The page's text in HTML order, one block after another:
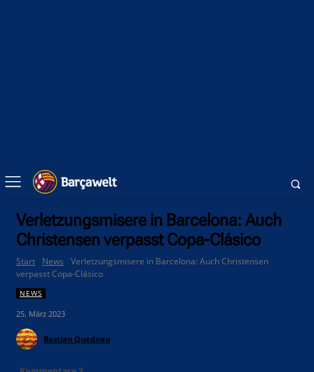
Verletzungsmisere in Barcelona: Auch
Christensen verpasst Copa-Clásico
Start News
Verletzungsmisere in Barcelona: Auch Christensen
verpasst Copa-Clásico
NEWS
25. März 2023
Bastian Quednau